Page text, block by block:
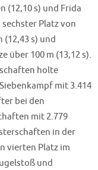
(12,10 s) und Frida
Platz von
(12,43 s) und
über 100 m (13,12 s).
holte
mit 3.414
bei den
mit 2.779
in der
vierten Platz im
und